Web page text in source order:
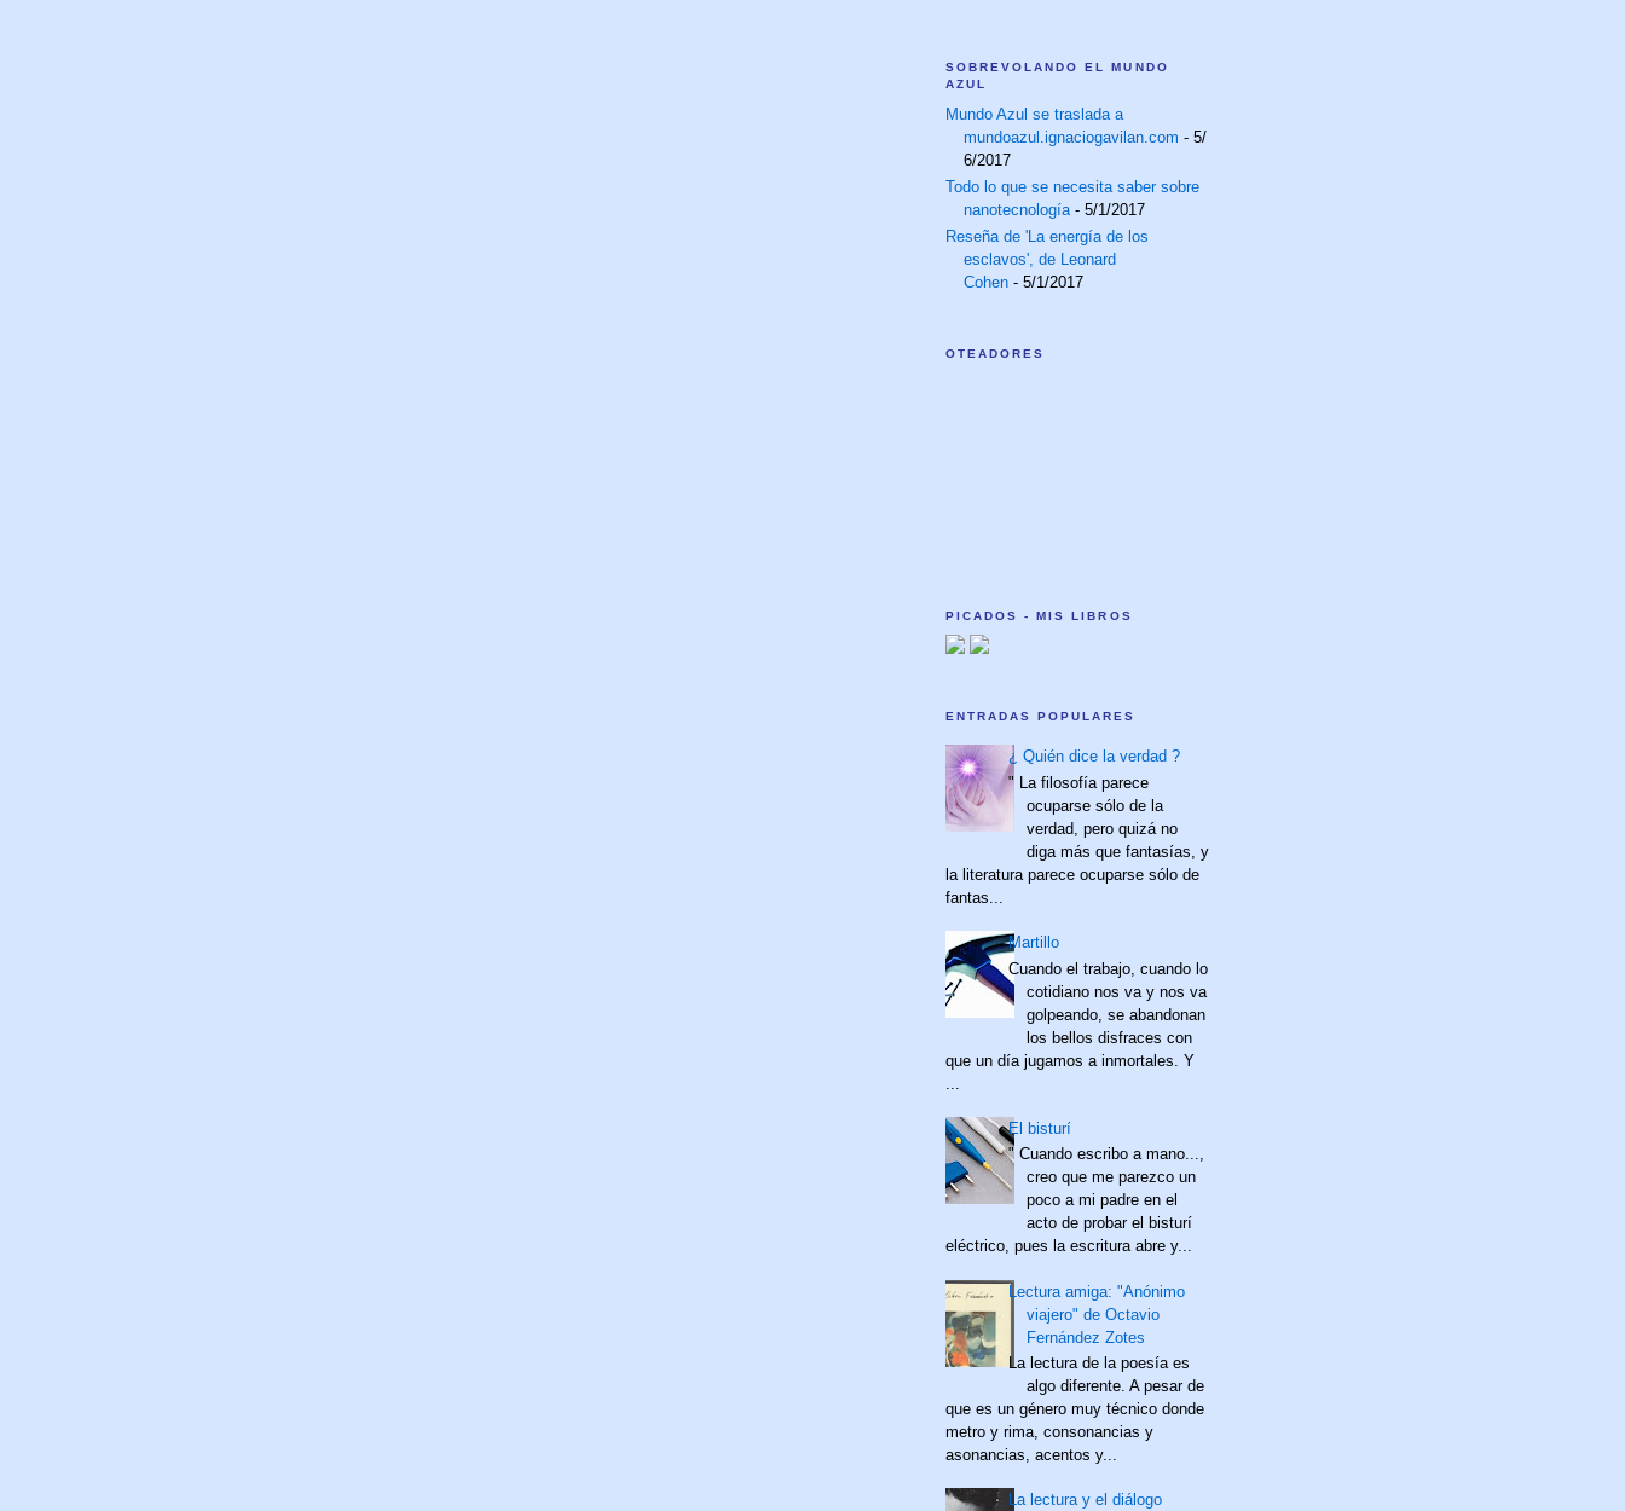
SOBREVOLANDO EL MUNDO
AZUL
Mundo Azul se traslada a
mundoazul.ignaciogavilan.com - 5/
6/2017
Todo lo que se necesita saber sobre
nanotecnología - 5/1/2017
Reseña de 'La energía de los
esclavos', de Leonard
Cohen - 5/1/2017
OTEADORES
PICADOS - MIS LIBROS
ENTRADAS POPULARES
¿ Quién dice la verdad ?
" La filosofía parece
ocuparse sólo de la
verdad, pero quizá no
diga más que fantasías, y
la literatura parece ocuparse sólo de
fantas...
Martillo
Cuando el trabajo, cuando lo
cotidiano nos va y nos va
golpeando, se abandonan
los bellos disfraces con
que un día jugamos a inmortales. Y
El bisturí
" Cuando escribo a mano...,
creo que me parezco un
poco a mi padre en el
acto de probar el bisturí
eléctrico, pues la escritura abre y...
Lectura amiga: "Anónimo
viajero" de Octavio
Fernández Zotes
La lectura de la poesía es
algo diferente. A pesar de
que es un género muy técnico donde
metro y rima, consonancias y
asonancias, acentos y...
La lectura y el diálogo